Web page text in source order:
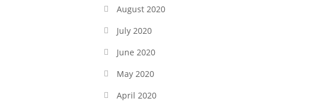
August 2020
July 2020
June 2020
May 2020
April 2020